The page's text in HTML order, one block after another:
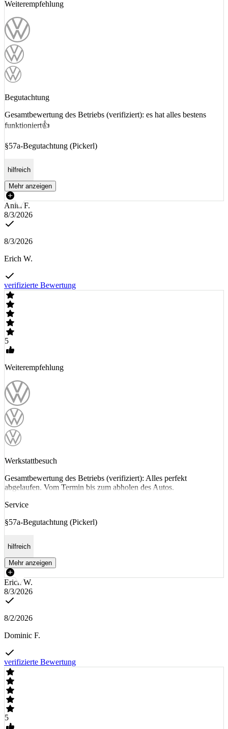
Weiterempfehlung
Begutachtung
Gesamtbewertung des Betriebs (verifiziert): es hat alles bestens
funktioniert👍
§57a-Begutachtung (Pickerl)
hilfreich
Mehr anzeigen
Anita F.
8/3/2026
8/3/2026
Erich W.
verifizierte Bewertung
5
Weiterempfehlung
Werkstattbesuch
Gesamtbewertung des Betriebs (verifiziert): Alles perfekt
abgelaufen. Vom Termin bis zum abholen des Autos.
Service
§57a-Begutachtung (Pickerl)
hilfreich
Mehr anzeigen
Erich W.
8/3/2026
8/2/2026
Dominic F.
verifizierte Bewertung
5